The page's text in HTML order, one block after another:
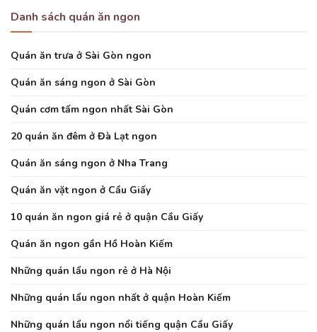
Danh sách quán ăn ngon
Quán ăn trưa ở Sài Gòn ngon
Quán ăn sáng ngon ở Sài Gòn
Quán cơm tấm ngon nhất Sài Gòn
20 quán ăn đêm ở Đà Lạt ngon
Quán ăn sáng ngon ở Nha Trang
Quán ăn vặt ngon ở Cầu Giấy
10 quán ăn ngon giá rẻ ở quận Cầu Giấy
Quán ăn ngon gần Hồ Hoàn Kiếm
Những quán lẩu ngon rẻ ở Hà Nội
Những quán lẩu ngon nhất ở quận Hoàn Kiếm
Những quán lẩu ngon nổi tiếng quận Cầu Giấy